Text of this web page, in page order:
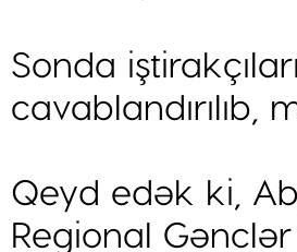
Sonda
cavablandırılıb,
Qeyd edək ki,
Regional